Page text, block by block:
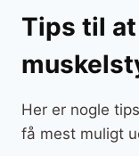
Tips til
Her er nogle
få mest muligt